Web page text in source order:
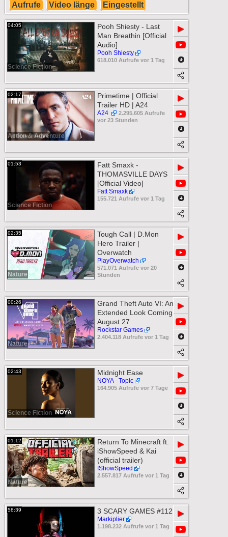
Aufrufe
Video länge Eingestellt
04:05
Science Fiction
Pooh Shiesty - Last
Man Breathin [Official
Audio]
Pooh Shiesty
618.010 Aufrufe vor 1 Tag
▶
02:17
Action & Adventure
Primetime | Official
Trailer HD | A24
A24
2.295.605 Aufrufe
vor 23 Stunden
▶
01:53
Science Fiction
Fatt Smaxk -
THOMASVILLE DAYS
[Official Video]
Fatt Smaxk
155.721 Aufrufe vor 1 Tag
▶
02:35
Nature
Tough Call | D.Mon
Hero Trailer |
Overwatch
PlayOverwatch
571.071 Aufrufe vor 20
Stunden
▶
00:26
Nature
Grand Theft Auto VI: An
Extended Look Coming
August 27
Rockstar Games
2.404.118 Aufrufe vor 1 Tag
▶
02:43
Science Fiction
Midnight Ease
NOYA - Topic
164.905 Aufrufe vor 7 Tage
▶
01:12
Nature
Return To Minecraft ft.
iShowSpeed & Kai
(official trailer)
IShowSpeed
2.557.817 Aufrufe vor 1 Tag
▶
58:39 3 SCARY GAMES #112
Markiplier
1.198.232 Aufrufe vor 1 Tag
▶